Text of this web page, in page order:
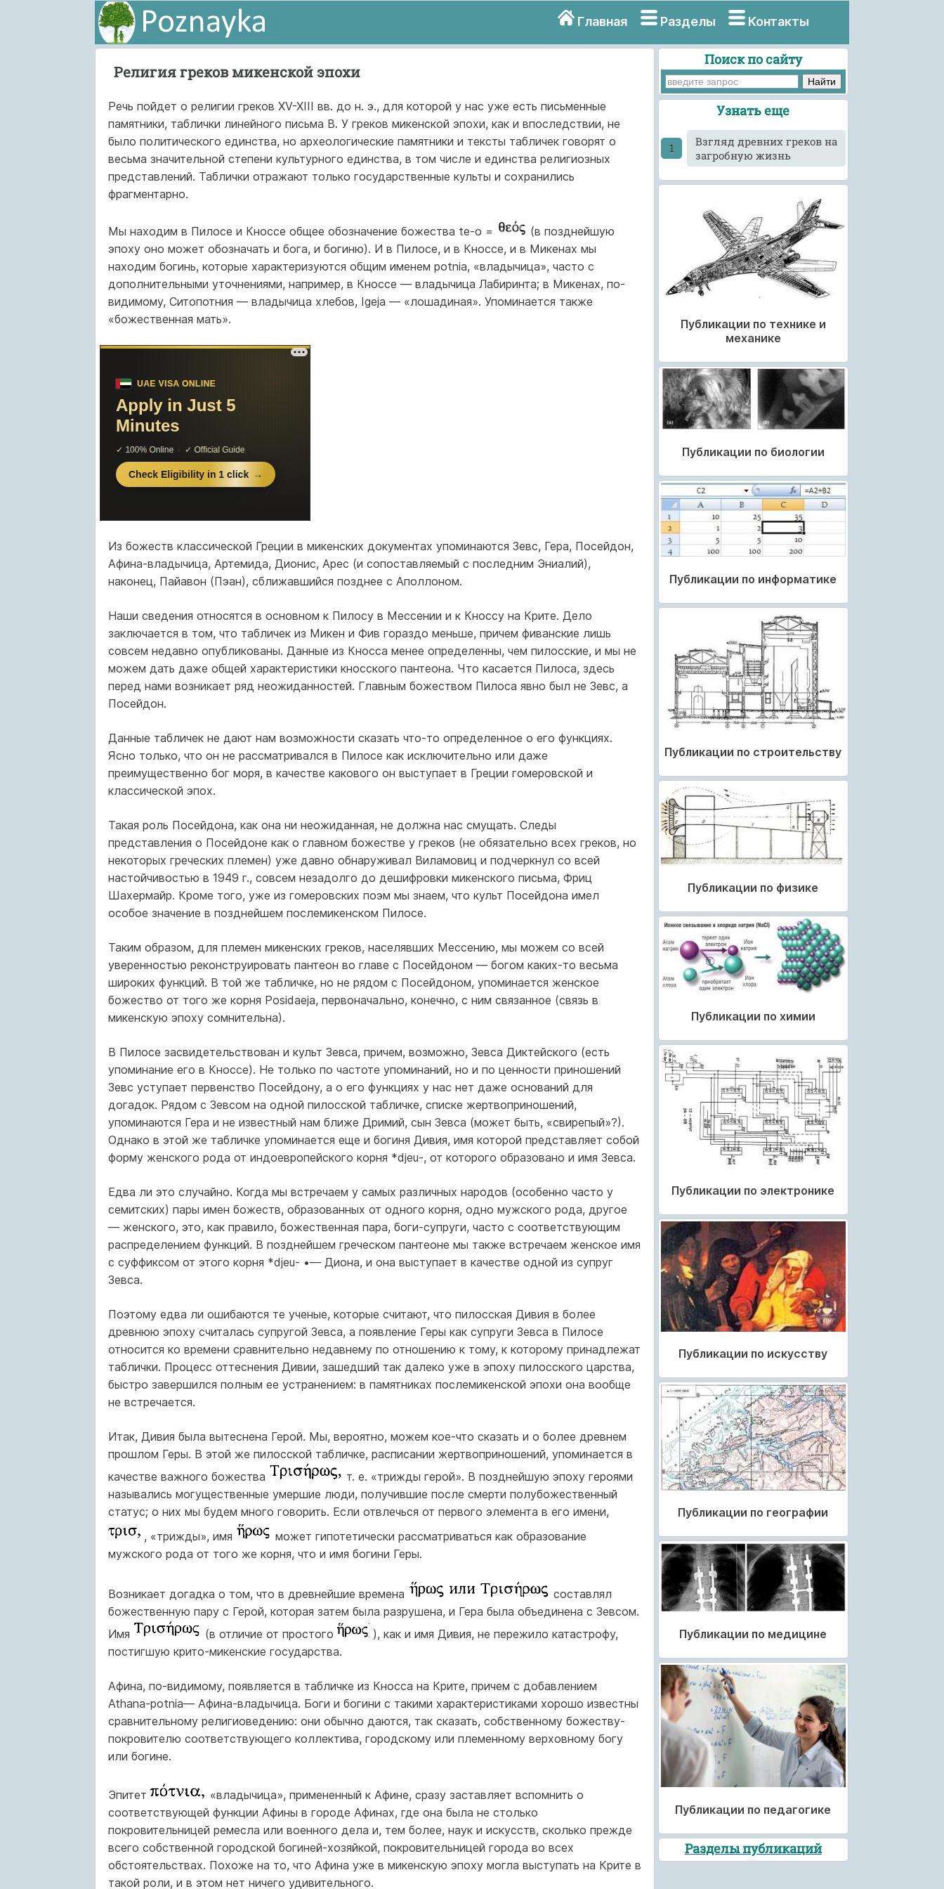
Главная Разделы Контакты
Религия греков микенской эпохи
Речь пойдет о религии греков XV-XIII вв. до н. э., для которой у нас уже есть письменные
памятники, таблички линейного письма В. У греков микенской эпохи, как и впоследствии, не
было политического единства, но археологические памятники и тексты табличек говорят о
весьма значительной степени культурного единства, в том числе и единства религиозных
представлений. Таблички отражают только государственные культы и сохранились
фрагментарно.
Мы находим в Пилосе и Кноссе общее обозначение божества te-o =
(в позднейшую
эпоху оно может обозначать и бога, и богиню). И в Пилосе, и в Кноссе, и в Микенах мы
находим богинь, которые характеризуются общим именем potnia, «владычица», часто с
дополнительными уточнениями, например, в Кноссе — владычица Лабиринта; в Микенах, по-
видимому, Ситопотния — владычица хлебов, Igeja — «лошадиная». Упоминается также
«божественная мать».
Из божеств классической Греции в микенских документах упоминаются Зевс, Гера, Посейдон,
Афина-владычица, Артемида, Дионис, Арес (и сопоставляемый с последним Эниалий),
наконец, Пайавон (Пэан), сближавшийся позднее с Аполлоном.
Наши сведения относятся в основном к Пилосу в Мессении и к Кноссу на Крите. Дело
заключается в том, что табличек из Микен и Фив гораздо меньше, причем фиванские лишь
совсем недавно опубликованы. Данные из Кносса менее определенны, чем пилосские, и мы не
можем дать даже общей характеристики кносского пантеона. Что касается Пилоса, здесь
перед нами возникает ряд неожиданностей. Главным божеством Пилоса явно был не Зевс, а
Посейдон.
Данные табличек не дают нам возможности сказать что-то определенное о его функциях.
Ясно только, что он не рассматривался в Пилосе как исключительно или даже
преимущественно бог моря, в качестве какового он выступает в Греции гомеровской и
классической эпох.
Такая роль Посейдона, как она ни неожиданная, не должна нас смущать. Следы
представления о Посейдоне как о главном божестве у греков (не обязательно всех греков, но
некоторых греческих племен) уже давно обнаруживал Виламовиц и подчеркнул со всей
настойчивостью в 1949 г., совсем незадолго до дешифровки микенского письма, Фриц
Шахермайр. Кроме того, уже из гомеровских поэм мы знаем, что культ Посейдона имел
особое значение в позднейшем послемикенском Пилосе.
Таким образом, для племен микенских греков, населявших Мессению, мы можем со всей
уверенностью реконструировать пантеон во главе с Посейдоном — богом каких-то весьма
широких функций. В той же табличке, но не рядом с Посейдоном, упоминается женское
божество от того же корня Posidaeja, первоначально, конечно, с ним связанное (связь в
микенскую эпоху сомнительна).
В Пилосе засвидетельствован и культ Зевса, причем, возможно, Зевса Диктейского (есть
упоминание его в Кноссе). Не только по частоте упоминаний, но и по ценности приношений
Зевс уступает первенство Посейдону, а о его функциях у нас нет даже оснований для
догадок. Рядом с Зевсом на одной пилосской табличке, списке жертвоприношений,
упоминаются Гера и не известный нам ближе Дримий, сын Зевса (может быть, «свирепый»?).
Однако в этой же табличке упоминается еще и богиня Дивия, имя которой представляет собой
форму женского рода от индоевропейского корня *djeu-, от которого образовано и имя Зевса.
Едва ли это случайно. Когда мы встречаем у самых различных народов (особенно часто у
семитских) пары имен божеств, образованных от одного корня, одно мужского рода, другое
— женского, это, как правило, божественная пара, боги-супруги, часто с соответствующим
распределением функций. В позднейшем греческом пантеоне мы также встречаем женское имя
с суффиксом от этого корня *djeu- •— Диона, и она выступает в качестве одной из супруг
Зевса.
Поэтому едва ли ошибаются те ученые, которые считают, что пилосская Дивия в более
древнюю эпоху считалась супругой Зевса, а появление Геры как супруги Зевса в Пилосе
относится ко времени сравнительно недавнему по отношению к тому, к которому принадлежат
таблички. Процесс оттеснения Дивии, зашедший так далеко уже в эпоху пилосского царства,
быстро завершился полным ее устранением: в памятниках послемикенской эпохи она вообще
не встречается.
Итак, Дивия была вытеснена Герой. Мы, вероятно, можем кое-что сказать и о более древнем
прошлом Геры. В этой же пилосской табличке, расписании жертвоприношений, упоминается в
качестве важного божества
т. е. «трижды герой». В позднейшую эпоху героями
назывались могущественные умершие люди, получившие после смерти полубожественный
статус; о них мы будем много говорить. Если отвлечься от первого элемента в его имени,
, «трижды», имя
может гипотетически рассматриваться как образование
мужского рода от того же корня, что и имя богини Геры.
Возникает догадка о том, что в древнейшие времена
составлял
божественную пару с Герой, которая затем была разрушена, и Гера была объединена с Зевсом.
Имя
(в отличие от простого
), как и имя Дивия, не пережило катастрофу,
постигшую крито-микенские государства.
Афина, по-видимому, появляется в табличке из Кносса на Крите, причем с добавлением
Athana-potnia— Афина-владычица. Боги и богини с такими характеристиками хорошо известны
сравнительному религиоведению: они обычно даются, так сказать, собственному божеству-
покровителю соответствующего коллектива, городскому или племенному верховному богу
или богине.
Эпитет
«владычица», примененный к Афине, сразу заставляет вспомнить о
соответствующей функции Афины в городе Афинах, где она была не столько
покровительницей ремесла или военного дела и, тем более, наук и искусств, сколько прежде
всего собственной городской богиней-хозяйкой, покровительницей города во всех
обстоятельствах. Похоже на то, что Афина уже в микенскую эпоху могла выступать на Крите в
такой роли, и в этом нет ничего удивительного.
Поиск по сайту
Узнать еще
Взгляд древних греков на
загробную жизнь
Публикации по технике и
механике
Публикации по биологии
Публикации по информатике
Публикации по строительству
Публикации по физике
Публикации по химии
Публикации по электронике
Публикации по искусству
Публикации по географии
Публикации по медицине
Публикации по педагогике
Разделы публикаций